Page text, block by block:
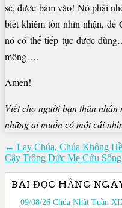
sẻ, được bám vào! Nó phải
biết khiêm tốn nhìn nhận, để
nó có thể tiếp tục được
mông….
Amen!
Viết cho người bạn thân
những ai muốn có một cái
Điều
hướng
bài
viết
← Lạy Chúa, Chúa Không
Cậy Trông Đức Mẹ Cứu
BÀI ĐỌC HẰNG
09/08/26 Chúa Nhật Tuần